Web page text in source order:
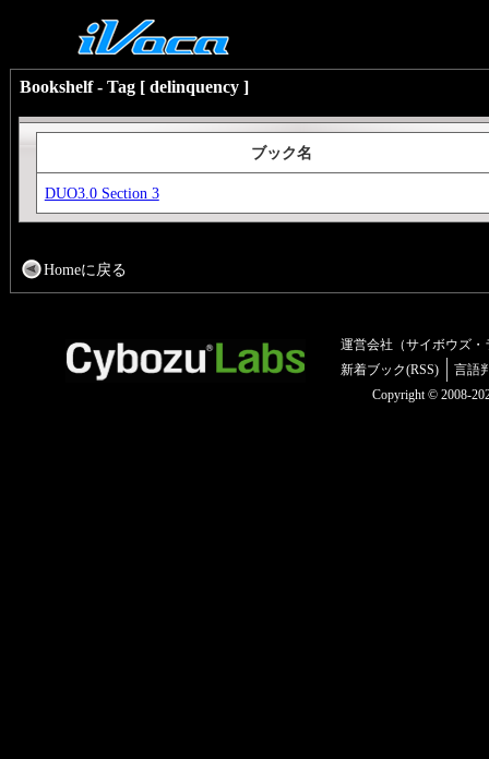
Bookshelf - Tag [ delinquency ]
ブック名
DUO3.0 Section 3
Homeに戻る
運営会社（サイボウズ・
新着ブック(RSS)
言語
Copyright © 2008-